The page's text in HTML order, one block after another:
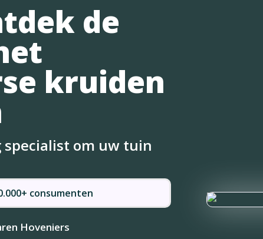
de
kruiden
specialist om uw tuin
consumenten
Hoveniers